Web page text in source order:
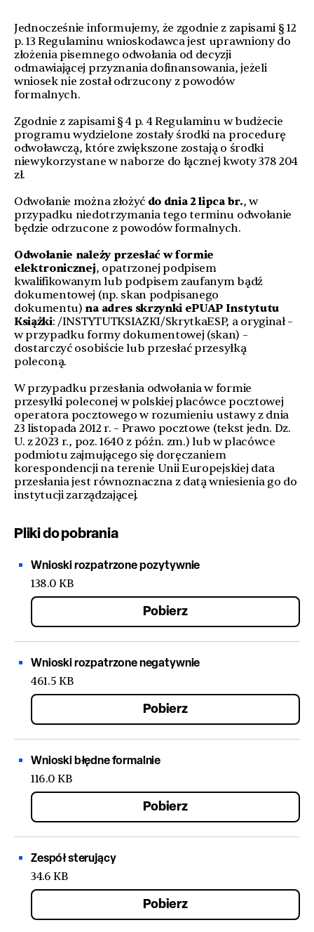
Jednocześnie informujemy, że zgodnie z zapisami § 12
p. 13 Regulaminu wnioskodawca jest uprawniony do
złożenia pisemnego odwołania od decyzji
odmawiającej przyznania dofinansowania, jeżeli
wniosek nie został odrzucony z powodów
formalnych.
Zgodnie z zapisami § 4 p. 4 Regulaminu w budżecie
programu wydzielone zostały środki na procedurę
odwoławczą, które zwiększone zostają o środki
niewykorzystane w naborze do łącznej kwoty 378 204
zł.
Odwołanie można złożyć do dnia 2 lipca br., w
przypadku niedotrzymania tego terminu odwołanie
będzie odrzucone z powodów formalnych.
Odwołanie należy przesłać w formie
elektronicznej, opatrzonej podpisem
kwalifikowanym lub podpisem zaufanym bądź
dokumentowej (np. skan podpisanego
dokumentu) na adres skrzynki ePUAP Instytutu
Książki: /INSTYTUTKSIAZKI/SkrytkaESP, a oryginał –
w przypadku formy dokumentowej (skan) –
dostarczyć osobiście lub przesłać przesyłką
poleconą.
W przypadku przesłania odwołania w formie
przesyłki poleconej w polskiej placówce pocztowej
operatora pocztowego w rozumieniu ustawy z dnia
23 listopada 2012 r. – Prawo pocztowe (tekst jedn. Dz.
U. z 2023 r., poz. 1640 z późn. zm.) lub w placówce
podmiotu zajmującego się doręczaniem
korespondencji na terenie Unii Europejskiej data
przesłania jest równoznaczna z datą wniesienia go do
instytucji zarządzającej.
Pliki do pobrania
Wnioski rozpatrzone pozytywnie
138.0 KB
Pobierz
Wnioski rozpatrzone negatywnie
461.5 KB
Pobierz
Wnioski błędne formalnie
116.0 KB
Pobierz
Zespół sterujący
34.6 KB
Pobierz